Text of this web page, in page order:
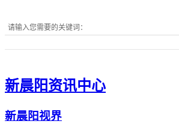
新晨阳资讯中心
新晨阳视界